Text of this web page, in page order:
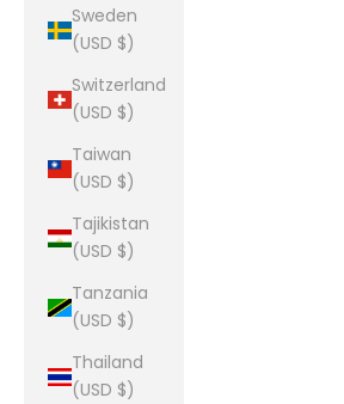
Sweden
(USD $)
Switzerland
(USD $)
Taiwan
(USD $)
Tajikistan
(USD $)
Tanzania
(USD $)
Thailand
(USD $)